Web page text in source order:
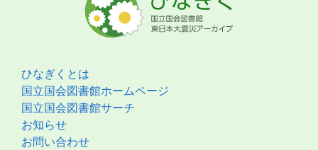
ひなぎくとは
国立国会図書館ホームページ
国立国会図書館サーチ
お知らせ
お問い合わせ